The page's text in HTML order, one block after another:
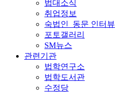
법대소식
취업정보
숙법인_동문 인터뷰
포토갤러리
SM뉴스
관련기관
법학연구소
법학도서관
수정당